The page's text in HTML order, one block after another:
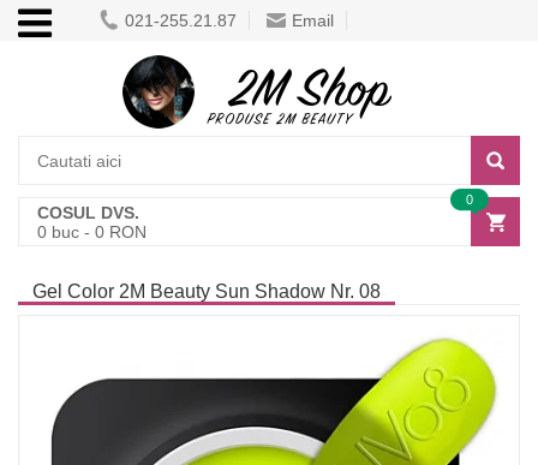
021-255.21.87 Email
COSUL DVS.
0 buc - 0 RON
0
Gel Color 2M Beauty Sun Shadow Nr. 08